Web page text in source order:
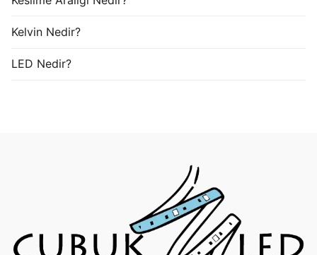
Kelvin Nedir?
LED Nedir?